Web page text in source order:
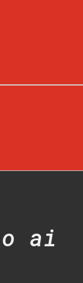
ai